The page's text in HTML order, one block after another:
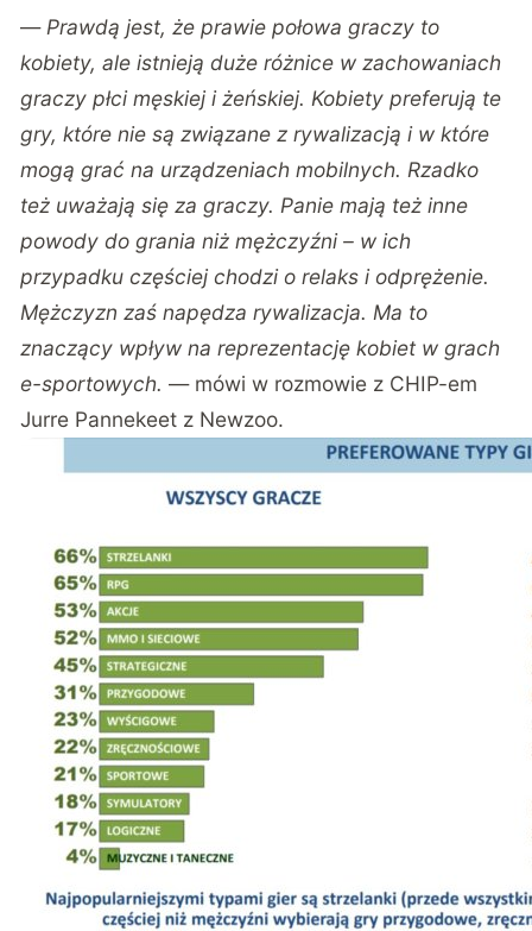
— Prawdą jest, że prawie połowa graczy to
kobiety, ale istnieją duże różnice w zachowaniach
graczy płci męskiej i żeńskiej. Kobiety preferują te
gry, które nie są związane z rywalizacją i w które
mogą grać na urządzeniach mobilnych. Rzadko
też uważają się za graczy. Panie mają też inne
powody do grania niż mężczyźni – w ich
przypadku częściej chodzi o relaks i odprężenie.
Mężczyzn zaś napędza rywalizacja. Ma to
znaczący wpływ na reprezentację kobiet w grach
e-sportowych. — mówi w rozmowie z CHIP-em
Jurre Pannekeet z Newzoo.